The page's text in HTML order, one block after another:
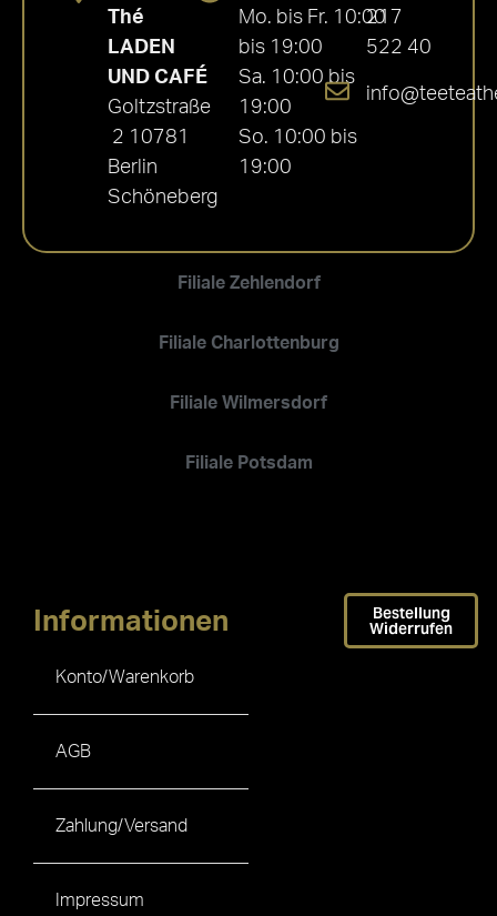
Filiale Zehlendorf
Filiale Charlottenburg
Filiale Wilmersdorf
Filiale Potsdam
Thé
LADEN
UND CAFÉ
Goltzstraße
2 10781
Berlin
Schöneberg
Mo. bis Fr. 10:00
bis 19:00
Sa. 10:00 bis
19:00
So. 10:00 bis
19:00
217
522 40
Informationen
Konto/Warenkorb
AGB
Zahlung/Versand
Impressum
Bestellung
Widerrufen